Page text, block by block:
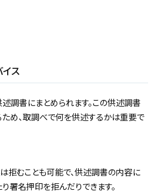
ス
調書にまとめられます。この供述調書
め、取調べで何を供述するかは重要で
拒むことも可能で、供述調書の内容に
署名押印を拒んだりできます。